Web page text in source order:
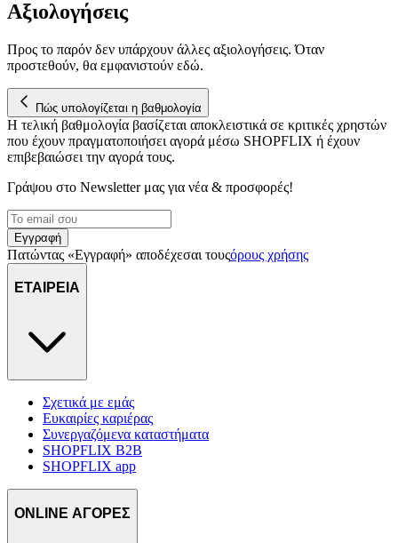
Αξιολογήσεις
Προς το παρόν δεν υπάρχουν άλλες αξιολογήσεις. Όταν
προστεθούν, θα εμφανιστούν εδώ.
Πώς υπολογίζεται η βαθμολογία
Η τελική βαθμολογία βασίζεται αποκλειστικά σε κριτικές χρηστών
που έχουν πραγματοποιήσει αγορά μέσω SHOPFLIX ή έχουν
επιβεβαιώσει την αγορά τους.
Γράψου στο Νewsletter μας για νέα & προσφορές!
Εγγραφή
Πατώντας «Εγγραφή» αποδέχεσαι τουςόρους χρήσης
ΕΤΑΙΡΕΙΑ
Σχετικά με εμάς
Ευκαιρίες καριέρας
Συνεργαζόμενα καταστήματα
SHOPFLIX B2B
SHOPFLIX app
ONLINE ΑΓΟΡΕΣ